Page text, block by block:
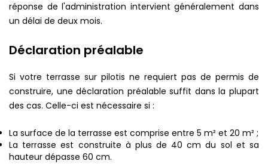
réponse de l'administration intervient généralement dans
un délai de deux mois.
Déclaration préalable
Si votre terrasse sur pilotis ne requiert pas de permis de
construire, une déclaration préalable suffit dans la plupart
des cas. Celle-ci est nécessaire si :
La surface de la terrasse est comprise entre 5 m² et 20 m² ;
La terrasse est construite à plus de 40 cm du sol et sa
hauteur dépasse 60 cm.